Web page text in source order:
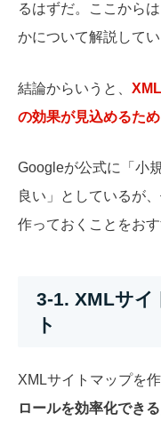
るはずだ。ここから
かについて解説してい
結論からいうと、
の効果が見込めるた
Googleが公式に「小
良い」としているが
作っておくことをおす
3-1. XMLサイ
ト
XMLサイトマップを
ロールを効率化できる